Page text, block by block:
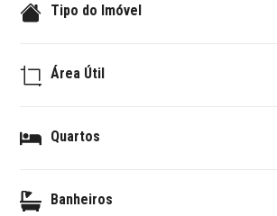
Tipo do Imóvel
Área Útil
Quartos
Banheiros